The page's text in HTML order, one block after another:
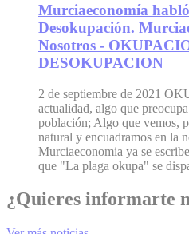
Murciaeconomía
Desokupación.
Nosotros -
DESOKUPACION
2 de septiembre de 2021
actualidad, algo que
población; Algo que vemos,
natural y encuadramos en la
Murciaeconomia ya se
que "La plaga okupa" se
¿Quieres informarte